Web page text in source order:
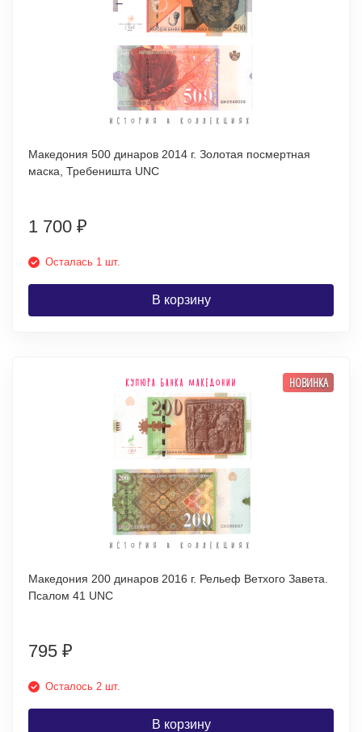
Македония 500 динаров 2014 г. Золотая посмертная
маска, Требеништа UNC
1 700 ₽
Осталась 1 шт.
В корзину
НОВИНКА
Македония 200 динаров 2016 г. Рельеф Ветхого Завета.
Псалом 41 UNC
795 ₽
Осталось 2 шт.
В корзину